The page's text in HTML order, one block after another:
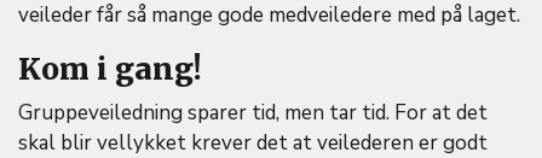
veileder får så mange gode medveiledere med på laget.
Kom i gang!
Gruppeveiledning sparer tid, men tar tid. For at det
skal blir vellykket krever det at veilederen er godt